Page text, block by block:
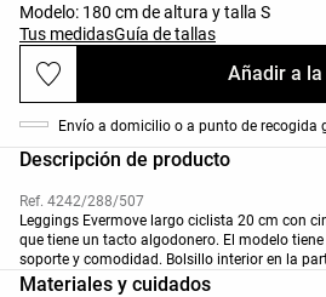
Modelo: 180 cm de altura y talla S
Tus medidasGuía de tallas
Añadir a la
Envío a domicilio o a punto de recogida
Descripción de producto
Ref. 4242/288/507
Leggings Evermove largo ciclista 20 cm con
que tiene un tacto algodonero. El modelo
soporte y comodidad. Bolsillo interior en la
estampado leopardo. Tejido transpirable y de
Materiales y cuidados